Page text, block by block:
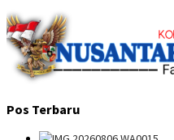
Pos Terbaru